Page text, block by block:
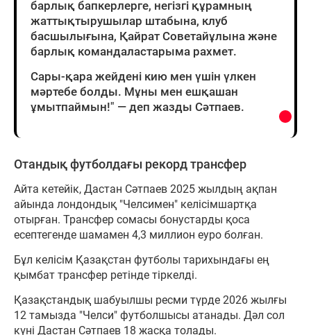
барлық бапкерлерге, негізгі құрамның
жаттықтырушылар штабына, клуб
басшылығына, Қайрат Советайұлына және
барлық командаластарыма рахмет.
Сары-қара жейдені кию мен үшін үлкен
мәртебе болды. Мұны мен ешқашан
ұмытпаймын!" — деп жазды Сәтпаев.
Отандық футболдағы рекорд трансфер
Айта кетейік, Дастан Сәтпаев 2025 жылдың ақпан
айында лондондық "Челсимен" келісімшартқа
отырған. Трансфер сомасы бонустарды қоса
есептегенде шамамен 4,3 миллион еуро болған.
Бұл келісім Қазақстан футболы тарихындағы ең
қымбат трансфер ретінде тіркелді.
Қазақстандық шабуылшы ресми түрде 2026 жылғы
12 тамызда "Челси" футболшысы атанады. Дәл сол
күні Дастан Сәтпаев 18 жасқа толады.